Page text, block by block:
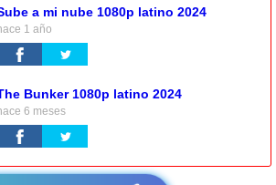
a mi nube 1080p latino 2024
1 año
Bunker 1080p latino 2024
6 meses